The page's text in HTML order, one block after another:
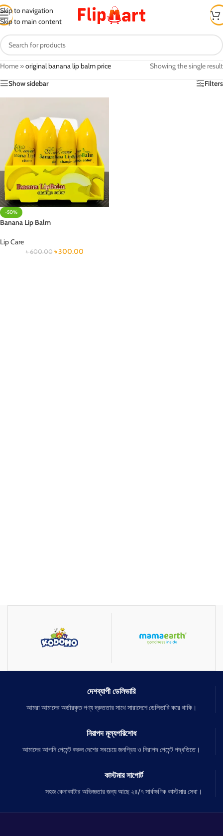
Skip to navigation
Skip to main content
Home »original banana lip balm price
Showing the single result
Show sidebar
Filters
-50%
Banana Lip Balm
Lip Care
৳600.00 ৳300.00
দেশব্যাপী ডেলিভারি
আমরা আমাদের অর্ডারকৃত পণ্য দ্রুততার সাথে সারাদেশে ডেলিভারি করে থাকি।
নিরাপদ মূল্যপরিশোধ
আমাদের আপনি পেমেন্ট করুন দেশের সবচেয়ে জনপ্রিয় ও নিরাপদ পেমেন্ট পদ্ধতিতে।
কাস্টমার সাপোর্ট
সহজ কেনাকাটার অভিজ্ঞতার জন্য আছে ২৪/৭ সার্বক্ষণিক কাস্টমার সেবা।